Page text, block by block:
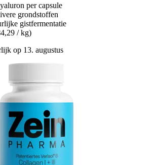
per capsule
grondstoffen
gistfermentatie
/ kg)
op 13. augustus